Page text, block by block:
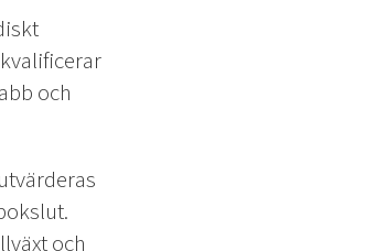
och
och